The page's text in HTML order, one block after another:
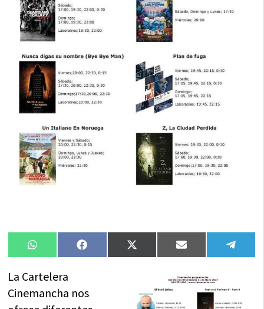
Compartir
en
WhatsAppCompartir
en
FacebookCompartir
en
X
(Twitter)
Compartir
en
Email
en
La Cartelera
Cinemancha nos